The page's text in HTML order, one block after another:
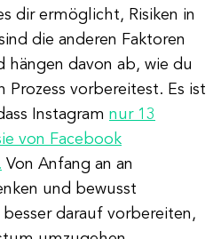
dir ermöglicht, Risiken in
die anderen Faktoren
davon ab, wie du
Prozess vorbereitest. Es ist
Instagram nur 13
von Facebook
Von Anfang an an
und bewusst
darauf vorbereiten,